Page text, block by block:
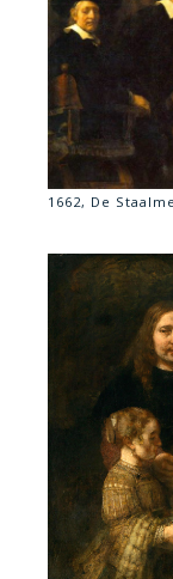
1662, De